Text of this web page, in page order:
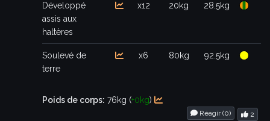
Développé
assis aux
haltères
x12 20kg 28.5kg
Soulevé de
terre
x6 80kg 92.5kg
Poids de corps: 76kg (+0kg)
2
Réagir (0)